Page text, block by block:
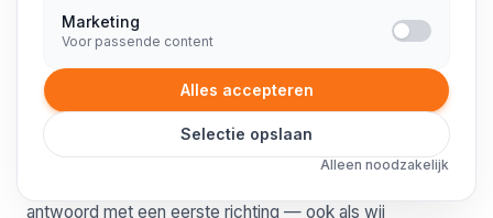
CONTACT
Stel uw vraag
Twee zinnen over wat er speelt is genoeg. Geen
antwoord met een eerste richting — ook als wij
Marketing
Voor passende content
Alles accepteren
Selectie opslaan
Alleen noodzakelijk